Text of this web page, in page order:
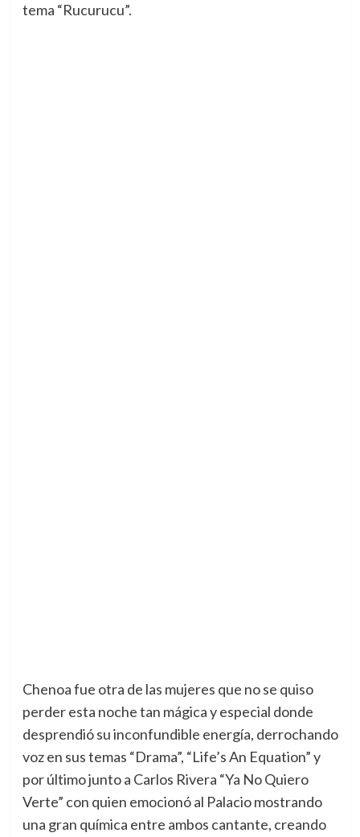
tema “Rucurucu”.
Chenoa fue otra de las mujeres que no se quiso
perder esta noche tan mágica y especial donde
desprendió su inconfundible energía, derrochando
voz en sus temas “Drama”, “Life’s An Equation” y
por último junto a Carlos Rivera “Ya No Quiero
Verte” con quien emocionó al Palacio mostrando
una gran química entre ambos cantante, creando